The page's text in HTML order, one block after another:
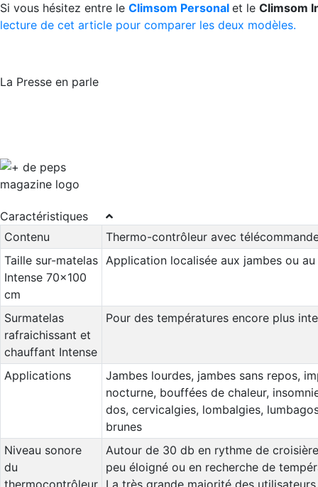
Si vous hésitez entre le Climsom Personal et le Climsom
lecture de cet article pour comparer les deux modèles.
La Presse en parle
Caractéristiques
Contenu
Thermo-contrôleur avec
Taille sur-matelas
Intense 70x100
cm
Application localisée aux jambes ou
Surmatelas
rafraichissant et
chauffant Intense
Pour des températures encore plus
Applications
Jambes lourdes, jambes sans repos,
nocturne, bouffées de chaleur,
dos, cervicalgies, lombalgies,
brunes
Niveau sonore
du
thermocontrôleur
Autour de 30 db en rythme de
peu éloigné ou en recherche de
La très grande majorité des